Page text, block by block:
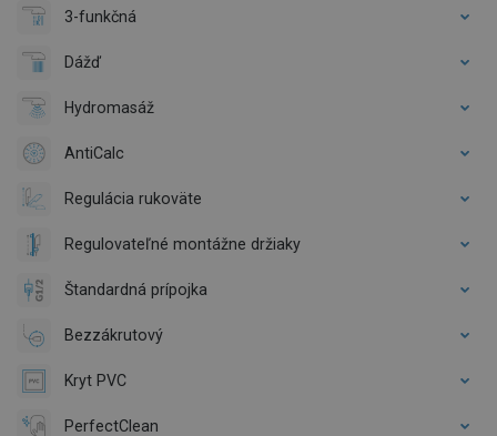
3-funkčná
Dážď
Hydromasáž
AntiCalc
Regulácia rukoväte
Regulovateľné montážne držiaky
Štandardná prípojka
Bezzákrutový
Kryt PVC
PerfectClean